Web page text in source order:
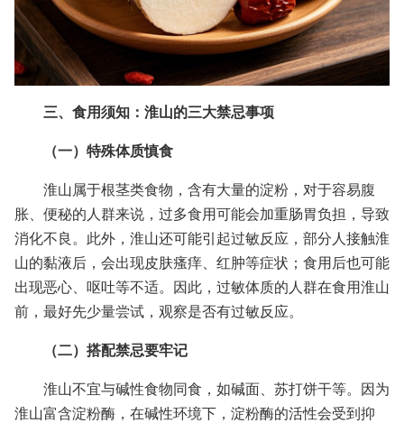
三、食用须知：淮山的三大禁忌事项
（一）特殊体质慎食
淮山属于根茎类食物，含有大量的淀粉，对于容易腹
胀、便秘的人群来说，过多食用可能会加重肠胃负担，导致
消化不良。此外，淮山还可能引起过敏反应，部分人接触淮
山的黏液后，会出现皮肤瘙痒、红肿等症状；食用后也可能
出现恶心、呕吐等不适。因此，过敏体质的人群在食用淮山
前，最好先少量尝试，观察是否有过敏反应。
（二）搭配禁忌要牢记
淮山不宜与碱性食物同食，如碱面、苏打饼干等。因为
淮山富含淀粉酶，在碱性环境下，淀粉酶的活性会受到抑